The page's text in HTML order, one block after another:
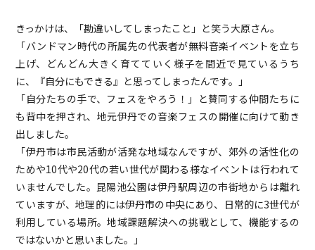
きっかけは、「勘違いしてしまったこと」と笑う大原さん。
「バンドマン時代の所属先の代表者が無料音楽イベントを立ち
上げ、どんどん大きく育てていく様子を間近で見ているうち
に、『自分にもできる』と思ってしまったんです。」
「自分たちの手で、フェスをやろう！」と賛同する仲間たちに
も背中を押され、地元伊丹での音楽フェスの開催に向けて動き
出しました。
「伊丹市は市民活動が活発な地域なんですが、郊外の活性化の
ためや10代や20代の若い世代が関わる様なイベントは行われて
いませんでした。昆陽池公園は伊丹駅周辺の市街地からは離れ
ていますが、地理的には伊丹市の中央にあり、日常的に3世代が
利用している場所。地域課題解決への挑戦として、機能するの
ではないかと思いました。」